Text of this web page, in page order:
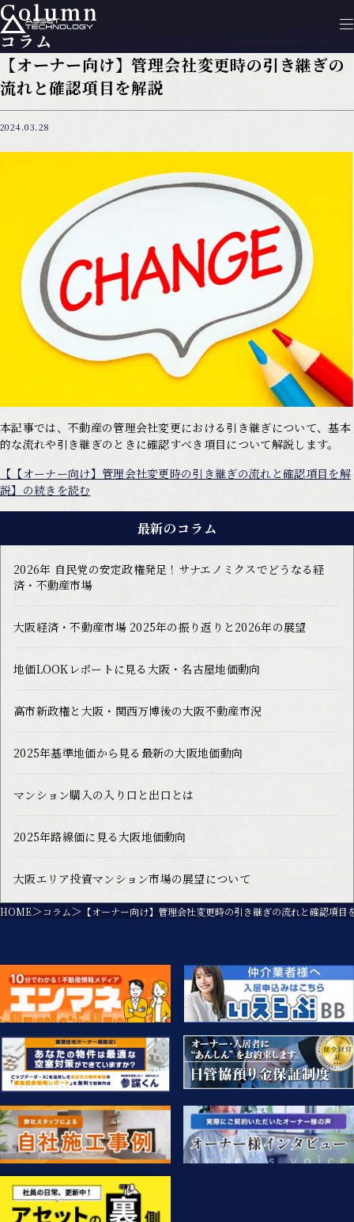
Column
コラム
【オーナー向け】管理会社変更時の引き継ぎの
流れと確認項目を解説
2024.03.28
本記事では、不動産の管理会社変更における引き継ぎについて、基本
的な流れや引き継ぎのときに確認すべき項目について解説します。
【【オーナー向け】管理会社変更時の引き継ぎの流れと確認項目を解
説】の続きを読む
最新のコラム
2026年 自民党の安定政権発足！サナエノミクスでどうなる経
済・不動産市場
大阪経済・不動産市場 2025年の振り返りと2026年の展望
地価LOOKレポートに見る大阪・名古屋地価動向
高市新政権と大阪・関西万博後の大阪不動産市況
2025年基準地価から見る最新の大阪地価動向
マンション購入の入り口と出口とは
2025年路線価に見る大阪地価動向
大阪エリア投資マンション市場の展望について
HOME コラム 【オーナー向け】管理会社変更時の引き継ぎの流れと確認項目